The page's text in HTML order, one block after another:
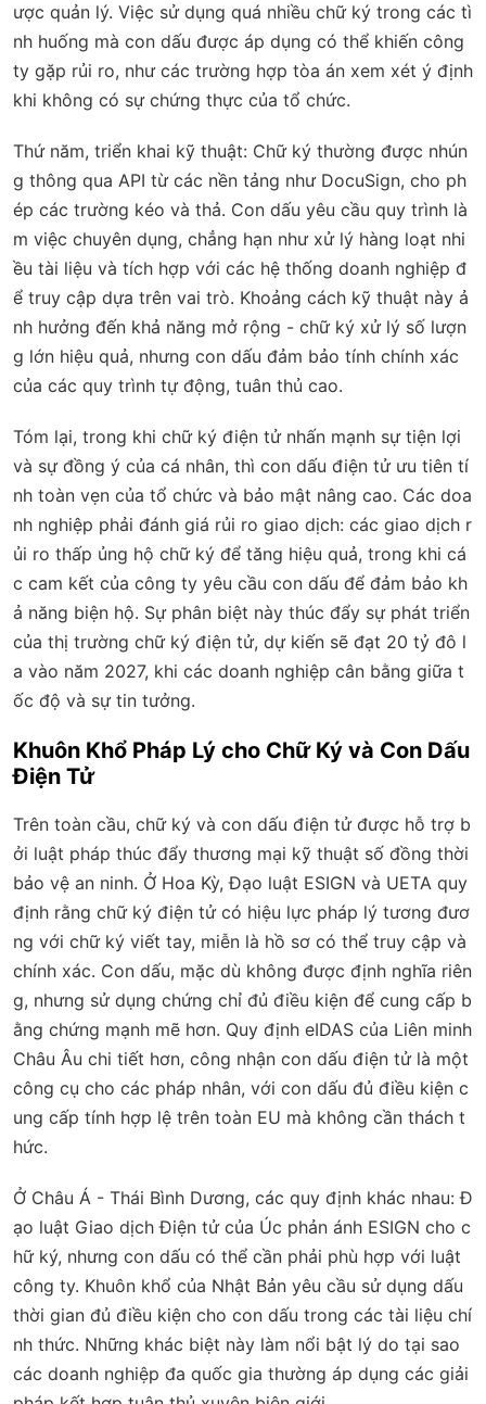
ược quản lý. Việc sử dụng quá nhiều chữ ký trong các tì
nh huống mà con dấu được áp dụng có thể khiến công
ty gặp rủi ro, như các trường hợp tòa án xem xét ý định
khi không có sự chứng thực của tổ chức.
Thứ năm, triển khai kỹ thuật: Chữ ký thường được nhún
g thông qua API từ các nền tảng như DocuSign, cho ph
ép các trường kéo và thả. Con dấu yêu cầu quy trình là
m việc chuyên dụng, chẳng hạn như xử lý hàng loạt nhi
ều tài liệu và tích hợp với các hệ thống doanh nghiệp đ
ể truy cập dựa trên vai trò. Khoảng cách kỹ thuật này ả
nh hưởng đến khả năng mở rộng - chữ ký xử lý số lượn
g lớn hiệu quả, nhưng con dấu đảm bảo tính chính xác
của các quy trình tự động, tuân thủ cao.
Tóm lại, trong khi chữ ký điện tử nhấn mạnh sự tiện lợi
và sự đồng ý của cá nhân, thì con dấu điện tử ưu tiên tí
nh toàn vẹn của tổ chức và bảo mật nâng cao. Các doa
nh nghiệp phải đánh giá rủi ro giao dịch: các giao dịch r
ủi ro thấp ủng hộ chữ ký để tăng hiệu quả, trong khi cá
c cam kết của công ty yêu cầu con dấu để đảm bảo kh
ả năng biện hộ. Sự phân biệt này thúc đẩy sự phát triển
của thị trường chữ ký điện tử, dự kiến sẽ đạt 20 tỷ đô l
a vào năm 2027, khi các doanh nghiệp cân bằng giữa t
ốc độ và sự tin tưởng.
Khuôn Khổ Pháp Lý cho Chữ Ký và Con Dấu
Điện Tử
Trên toàn cầu, chữ ký và con dấu điện tử được hỗ trợ b
ởi luật pháp thúc đẩy thương mại kỹ thuật số đồng thời
bảo vệ an ninh. Ở Hoa Kỳ, Đạo luật ESIGN và UETA quy
định rằng chữ ký điện tử có hiệu lực pháp lý tương đươ
ng với chữ ký viết tay, miễn là hồ sơ có thể truy cập và
chính xác. Con dấu, mặc dù không được định nghĩa riên
g, nhưng sử dụng chứng chỉ đủ điều kiện để cung cấp b
ằng chứng mạnh mẽ hơn. Quy định eIDAS của Liên minh
Châu Âu chi tiết hơn, công nhận con dấu điện tử là một
công cụ cho các pháp nhân, với con dấu đủ điều kiện c
ung cấp tính hợp lệ trên toàn EU mà không cần thách t
hức.
Ở Châu Á - Thái Bình Dương, các quy định khác nhau: Đ
ạo luật Giao dịch Điện tử của Úc phản ánh ESIGN cho c
hữ ký, nhưng con dấu có thể cần phải phù hợp với luật
công ty. Khuôn khổ của Nhật Bản yêu cầu sử dụng dấu
thời gian đủ điều kiện cho con dấu trong các tài liệu chí
nh thức. Những khác biệt này làm nổi bật lý do tại sao
các doanh nghiệp đa quốc gia thường áp dụng các giải